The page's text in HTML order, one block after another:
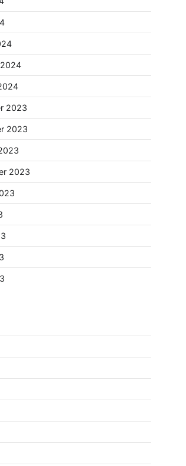
2023
2023
2023
नपा सहकारी समिति में 25 लाख से अधिक का गेहूं
सड़ा, 5,700 क्विंटल खराब अनाज वेयरहाउस ने
लौटाया
आरोपी गिरफ्तार
विश्व स्तनपान सप्ताह: गर्भवती एवं शिशुवती महिलाओं